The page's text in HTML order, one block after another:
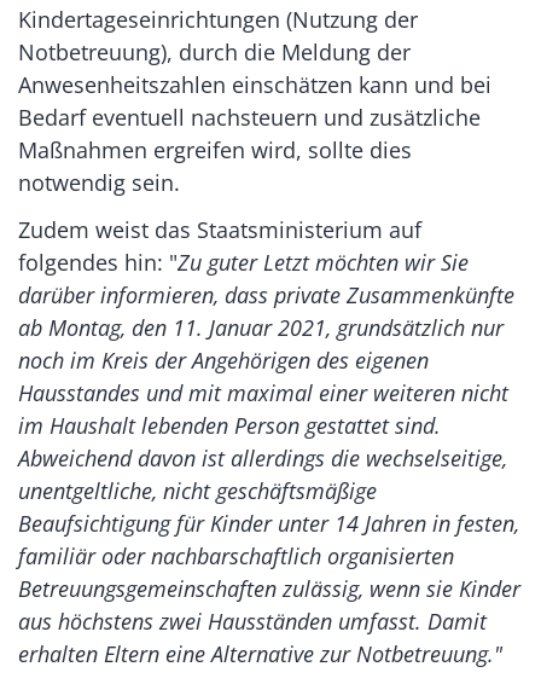
Kindertageseinrichtungen (Nutzung der
Notbetreuung), durch die Meldung der
Anwesenheitszahlen einschätzen kann und bei
Bedarf eventuell nachsteuern und zusätzliche
Maßnahmen ergreifen wird, sollte dies
notwendig sein.
Zudem weist das Staatsministerium auf
folgendes hin: "Zu guter Letzt möchten wir Sie
darüber informieren, dass private Zusammenkünfte
ab Montag, den 11. Januar 2021, grundsätzlich nur
noch im Kreis der Angehörigen des eigenen
Hausstandes und mit maximal einer weiteren nicht
im Haushalt lebenden Person gestattet sind.
Abweichend davon ist allerdings die wechselseitige,
unentgeltliche, nicht geschäftsmäßige
Beaufsichtigung für Kinder unter 14 Jahren in festen,
familiär oder nachbarschaftlich organisierten
Betreuungsgemeinschaften zulässig, wenn sie Kinder
aus höchstens zwei Hausständen umfasst. Damit
erhalten Eltern eine Alternative zur Notbetreuung."